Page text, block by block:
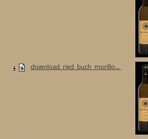
download_ried_buch_morillo...